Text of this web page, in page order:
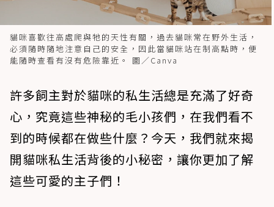
貓咪喜歡往高處爬與牠的天性有關，過去貓咪常在野外生活，
必須隨時隨地注意自己的安全，因此當貓咪站在制高點時，便
能隨時查看有沒有危險靠近。 圖／Canva
許多飼主對於貓咪的私生活總是充滿了好奇
心，究竟這些神秘的毛小孩們，在我們看不
到的時候都在做些什麼？今天，我們就來揭
開貓咪私生活背後的小秘密，讓你更加了解
這些可愛的主子們！